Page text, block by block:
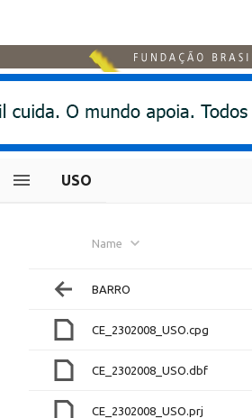
USO
Name
BARRO
CE_2302008_USO.cpg
CE_2302008_USO.dbf
CE_2302008_USO.prj